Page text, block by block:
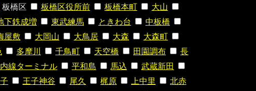
板橋区 板橋区役所前 板橋本町
大山
下鉄成増 東武練馬 ときわ台
中板橋
屋敷 大岡山 大鳥居 大森
大森町
多摩川 千鳥町 天空橋 田園調布
長
線ターミナル 平和島 馬込
武蔵新田
王子神谷 尾久 梶原 上中里
北赤